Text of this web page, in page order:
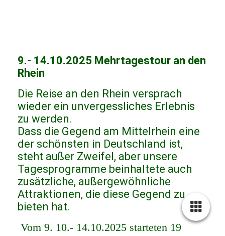
9.- 14.10.2025 Mehrtagestour an den
Rhein
Die Reise an den Rhein versprach
wieder ein unvergessliches Erlebnis
zu werden.
Dass die Gegend am Mittelrhein eine
der schönsten in Deutschland ist,
steht außer Zweifel, aber unsere
Tagesprogramme beinhaltete auch
zusätzliche, außergewöhnliche
Attraktionen, die diese Gegend zu
bieten hat.
Vom 9. 10.- 14.10.2025 starteten 19